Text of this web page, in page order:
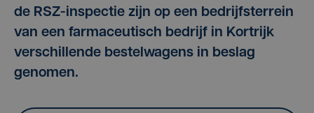
de RSZ-inspectie zijn op een bedrijfsterrein
van een farmaceutisch bedrijf in Kortrijk
verschillende bestelwagens in beslag
genomen.